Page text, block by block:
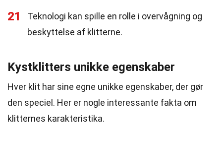
21
Teknologi kan spille en rolle i overvågning og
beskyttelse af klitterne.
Kystklitters unikke egenskaber
Hver klit har sine egne unikke egenskaber, der gør
den speciel. Her er nogle interessante fakta om
klitternes karakteristika.